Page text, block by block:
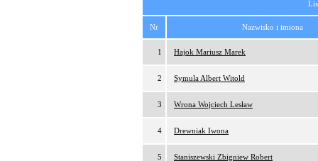
Nr Nazwisko i imiona
1 Hajok Mariusz Marek
2 Symula Albert Witold
3 Wrona Wojciech Lesław
4 Drewniak Iwona
5 Staniszewski Zbigniew Robert